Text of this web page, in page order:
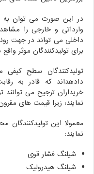
در این صورت می توان
وارداتی و خارجی را
داخلی می تواند در جهت
برای تولیدکنندگان موثر
تولیدکنندگان سطح
دادهداند که قادر به
خریداران ترجیح می توانند
نمایند؛ زیرا قیمت های
معمولا این
نمایند:
شیلنگ فشار قوی
شیلنگ هیدرولیک